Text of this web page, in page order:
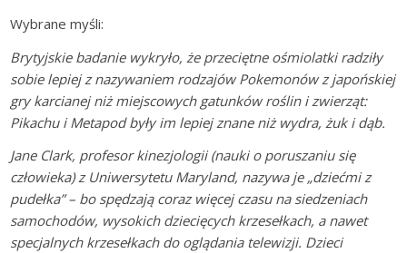
Wybrane myśli:
Brytyjskie badanie wykryło, że przeciętne ośmiolatki radziły
sobie lepiej z nazywaniem rodzajów Pokemonów z japońskiej
gry karcianej niż miejscowych gatunków roślin i zwierząt:
Pikachu i Metapod były im lepiej znane niż wydra, żuk i dąb.
Jane Clark, profesor kinezjologii (nauki o poruszaniu się
człowieka) z Uniwersytetu Maryland, nazywa je „dziećmi z
pudełka” – bo spędzają coraz więcej czasu na siedzeniach
samochodów, wysokich dziecięcych krzesełkach, a nawet
specjalnych krzesełkach do oglądania telewizji. Dzieci